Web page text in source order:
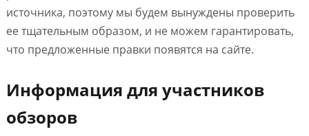
источника, поэтому мы будем вынуждены проверить
ее тщательным образом, и не можем гарантировать,
что предложенные правки появятся на сайте.
Информация для участников
обзоров